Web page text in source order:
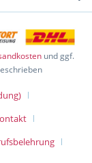
und ggf.